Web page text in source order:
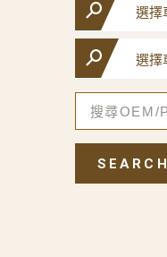
SEARCH